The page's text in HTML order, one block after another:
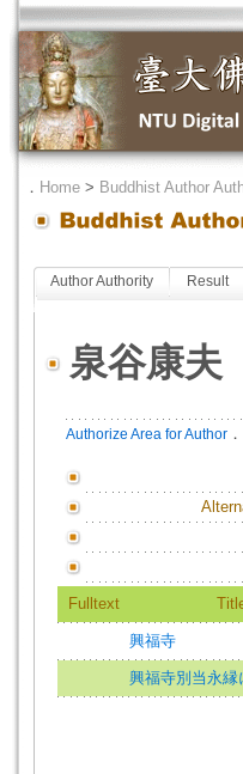
． Home > Buddhist Author
Author Authority Result
泉谷康夫
Authorize Area for Author ．
Fulltext
興福寺
興福寺別当永縁